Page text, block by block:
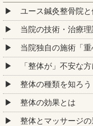
ユース鍼灸整骨院
当院の技術・治療
当院独自の施術「
「整体が」不安な
整体の種類を知ろ
整体の効果とは
整体とマッサージの